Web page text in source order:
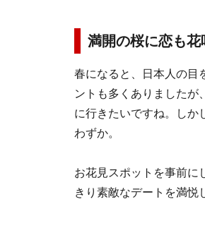
満開の桜に恋も花
春になると、日本人の目
ントも多くありましたが
に行きたいですね。しか
わずか。
お花見スポットを事前に
きり素敵なデートを満悦